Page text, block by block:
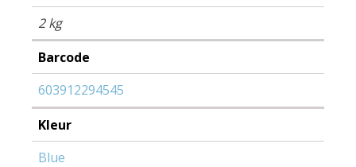
2 kg
Barcode
603912294545
Kleur
Blue